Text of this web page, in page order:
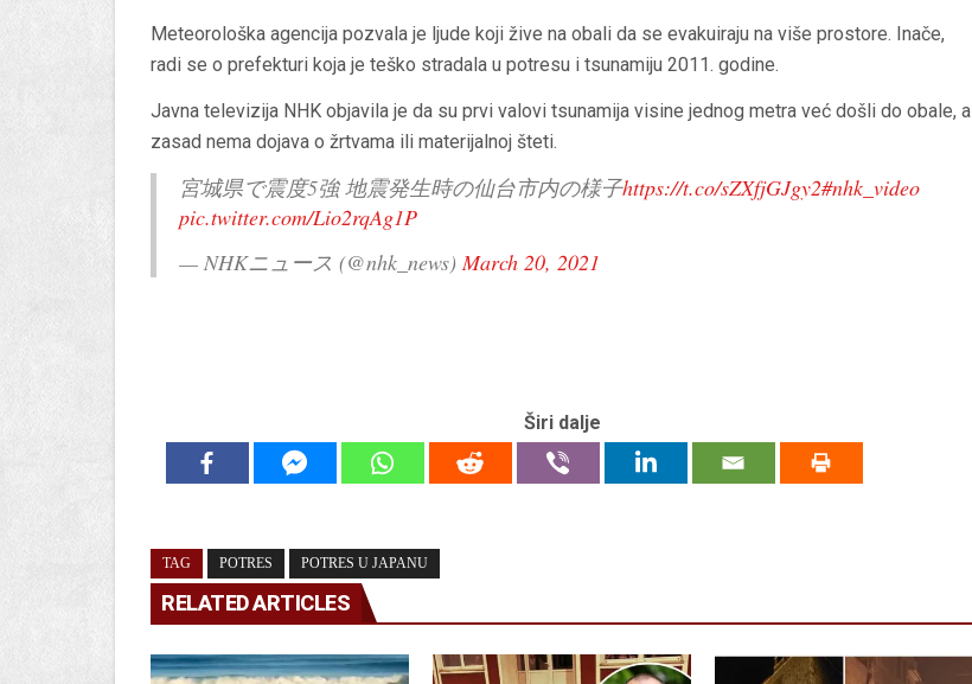
Meteorološka agencija pozvala je ljude koji žive na obali da se evakuiraju na više prostore. Inače,
radi se o prefekturi koja je teško stradala u potresu i tsunamiju 2011. godine.
Javna televizija NHK objavila je da su prvi valovi tsunamija visine jednog metra već došli do obale, a
zasad nema dojava o žrtvama ili materijalnoj šteti.
宮城県で震度5強 地震発生時の仙台市内の様子https://t.co/sZXfjGJgy2#nhk_video
pic.twitter.com/Lio2rqAg1P
— NHKニュース (@nhk_news)March 20, 2021
Širi dalje
TAG POTRES POTRES U JAPANU
RELATED ARTICLES